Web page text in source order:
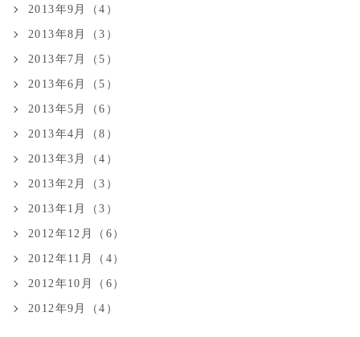
2013年9月（4）
2013年8月（3）
2013年7月（5）
2013年6月（5）
2013年5月（6）
2013年4月（8）
2013年3月（4）
2013年2月（3）
2013年1月（3）
2012年12月（6）
2012年11月（4）
2012年10月（6）
2012年9月（4）